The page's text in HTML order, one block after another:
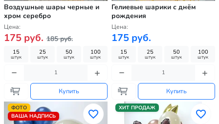
Воздушные шары черные и
хром серебро
Цена:
175 руб. 185 руб.
15
штук
25
штук
50
штук
100
штук
Купить
Гелиевые шарики с днём
рождения
Цена:
175 руб.
15
штук
25
штук
50
штук
100
штук
Купить
ФОТО
ВАША НАДПИСЬ
ХИТ ПРОДАЖ